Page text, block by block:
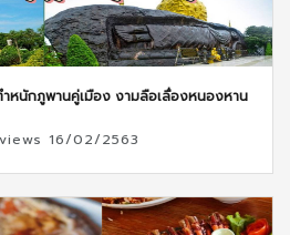
หนักภูพานคู่เมือง งามลือเลื่องหนองหาน
16/02/2563